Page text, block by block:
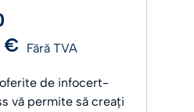
€ Fără TVA
de infocert-
vă permite să creați